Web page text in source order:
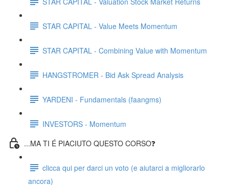
STAR CAPITAL - Value Meets Momentum
STAR CAPITAL - Combining Value with Momentum
HANGSTROMER - Bid Ask Spread Analysis
YARDENI - Fundamentals (faangms)
INVESTORS - Momentum
...MA TI É PIACIUTO QUESTO CORSO❓
clicca qui per darci un voto (e aiutarci a migliorarlo
ancora)